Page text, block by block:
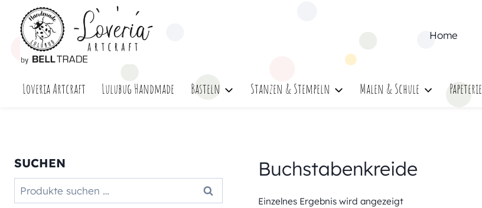
Inhalt
springen
Home
Loveria Artcraft Lulubug Handmade Basteln Stanzen & Stempeln Malen & Schule Papeterie
Buchstabenkreide
Einzelnes Ergebnis wird angezeigt
SUCHEN
Suchen
nach:
Suchen